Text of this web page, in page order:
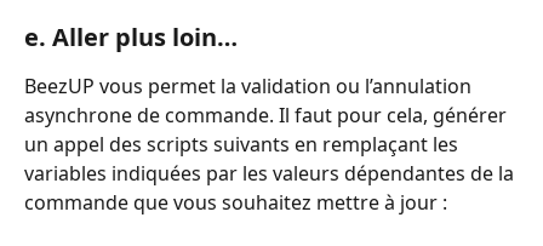
e. Aller plus loin…
BeezUP vous permet la validation ou l’annulation
asynchrone de commande. Il faut pour cela, générer
un appel des scripts suivants en remplaçant les
variables indiquées par les valeurs dépendantes de la
commande que vous souhaitez mettre à jour :